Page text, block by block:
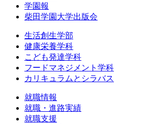
学園報
柴田学園大学出版会
生活創生学部
健康栄養学科
こども発達学科
フードマネジメント学科
カリキュラムとシラバス
就職情報
就職・進路実績
就職支援